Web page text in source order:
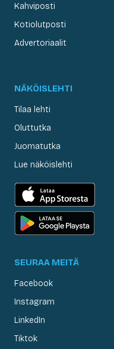
Kahviposti
Kotiolutposti
Advertoriaalit
NÄKÖISLEHTI
Tilaa lehti
Oluttutka
Juomatutka
Lue näköislehti
SEURAA MEITÄ
Facebook
Instagram
LinkedIn
Tiktok